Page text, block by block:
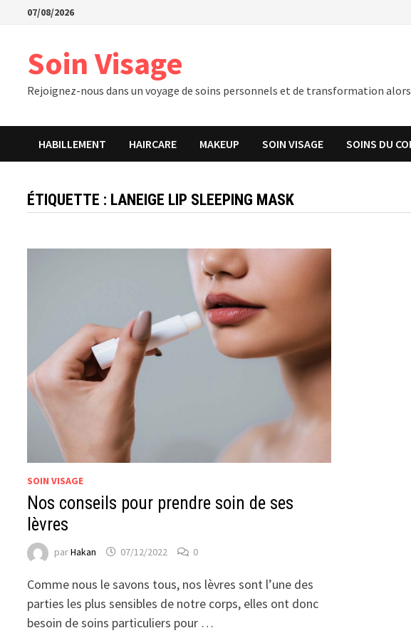
Passer07/08/2026
Soin Visage
Rejoignez-nous dans un voyage de soins personnels et de transformation
HABILLEMENT HAIRCARE MAKEUP SOIN VISAGE SOINS DU
ÉTIQUETTE : LANEIGE LIP SLEEPING MASK
SOIN VISAGE
Nos conseils pour prendre soin de ses
lèvres
parHakan 07/12/2022 0
Comme nous le savons tous, nos lèvres sont l’une des
parties les plus sensibles de notre corps, elles ont donc
besoin de soins particuliers pour …